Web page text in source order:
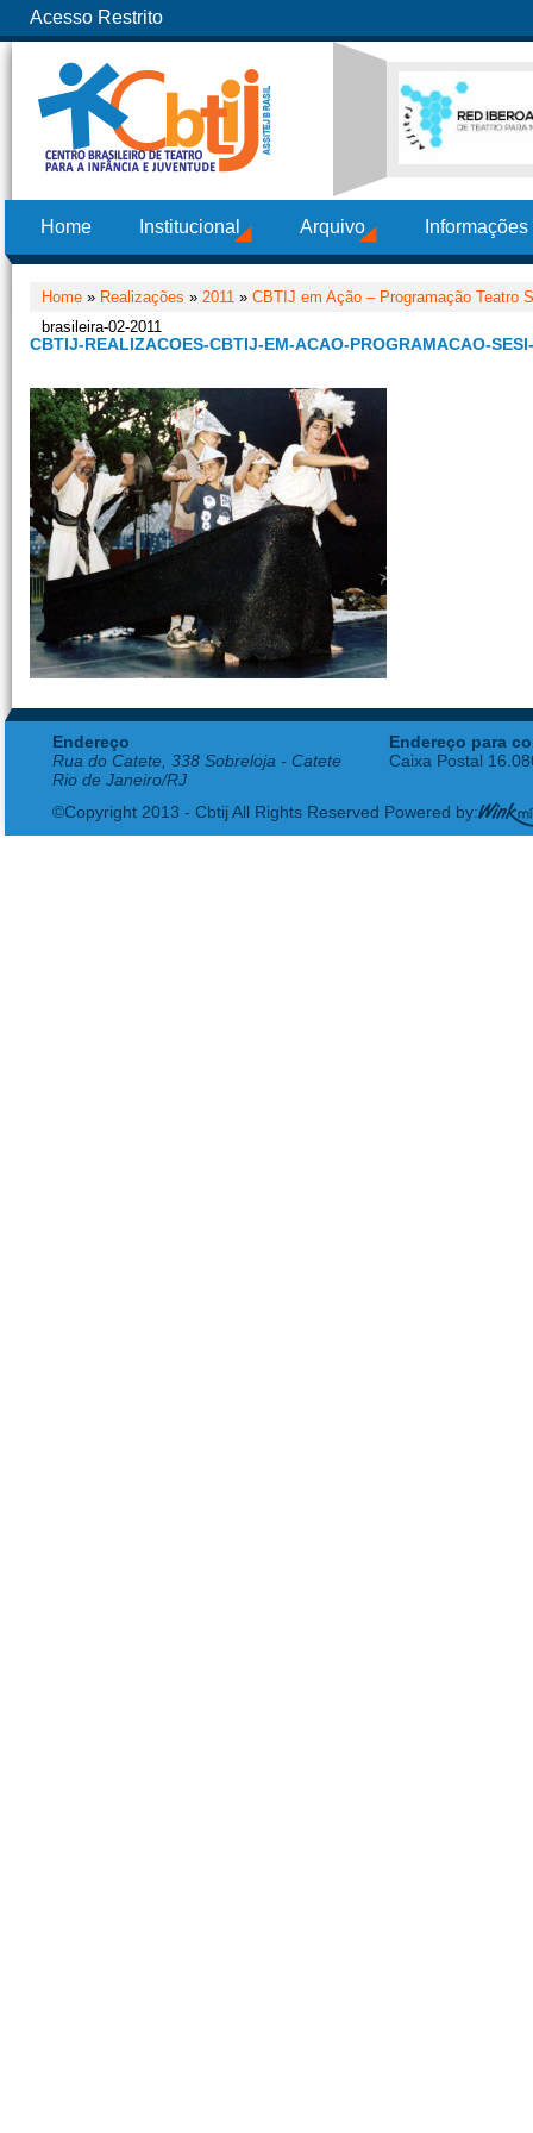
Acesso Restrito
Home Institucional Arquivo
Home » Realizações » 2011 » CBTIJ em Ação – Programação Teatro
brasileira-02-2011
CBTIJ-REALIZACOES-CBTIJ-EM-ACAO-PROGRAMACAO-
Endereço
Rua do Catete, 338 Sobreloja - Catete
Rio de Janeiro/RJ
Endereço para
Caixa Postal
©Copyright 2013 - Cbtij All Rights Reserved Powered by: